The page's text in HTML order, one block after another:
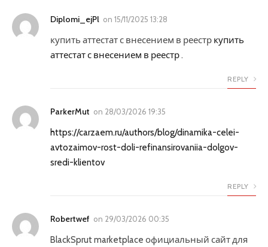
Diplomi_ejPl on 15/11/2025 13:28
купить аттестат с внесением в реестр купить
аттестат с внесением в реестр.
REPLY
ParkerMut on 28/03/2026 19:35
https://carzaem.ru/authors/blog/dinamika-celei-
avtozaimov-rost-doli-refinansirovaniia-dolgov-
sredi-klientov
REPLY
Robertwef on 29/03/2026 00:35
BlackSprut marketplace официальный сайт для